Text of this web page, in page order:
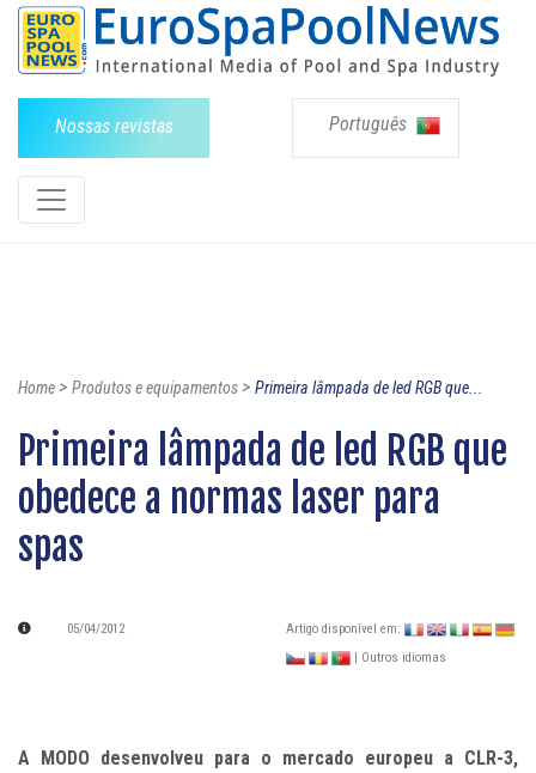
Nossas revistas Português
Home> Produtos e equipamentos> Primeira lâmpada de led RGB que...
Primeira lâmpada de led RGB que
obedece a normas laser para
spas
05/04/2012
Artigo disponível em:
| Outros idiomas
A MODO desenvolveu para o mercado europeu a CLR-3,